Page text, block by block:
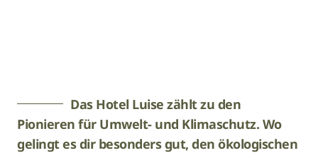
Das Hotel Luise zählt zu den
Pionieren für Umwelt- und Klimaschutz. Wo
gelingt es dir besonders gut, den ökologischen